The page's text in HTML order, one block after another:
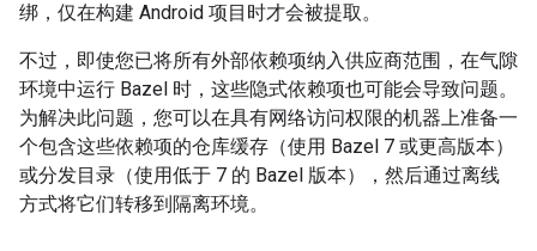
绑，仅在构建 Android 项目时才会被提取。
不过，即使您已将所有外部依赖项纳入供应商范围，在气隙
环境中运行 Bazel 时，这些隐式依赖项也可能会导致问题。
为解决此问题，您可以在具有网络访问权限的机器上准备一
个包含这些依赖项的仓库缓存（使用 Bazel 7 或更高版本）
或分发目录（使用低于 7 的 Bazel 版本），然后通过离线
方式将它们转移到隔离环境。